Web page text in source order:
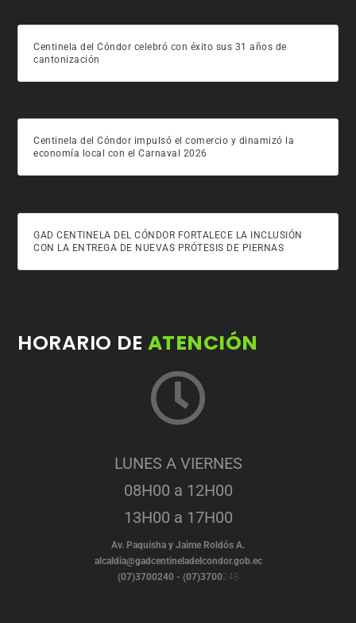
Centinela del Cóndor celebró con éxito sus 31 años de
cantonización
Centinela del Cóndor impulsó el comercio y dinamizó la
economía local con el Carnaval 2026
GAD CENTINELA DEL CÓNDOR FORTALECE LA INCLUSIÓN
CON LA ENTREGA DE NUEVAS PRÓTESIS DE PIERNAS
HORARIO DE ATENCIÓN
LUNES A VIERNES
08H00 a 12H00
13H00 a 17H00
Av. Paquisha y Jaime Roldós A.
alcaldia@gadcentineladelcondor.gob.ec
(07)3700240 - (07)3700248